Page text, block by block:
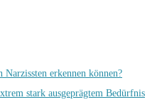
erkennen können?
stark ausgeprägtem Bedürfnis